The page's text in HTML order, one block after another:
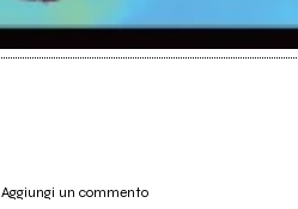
Aggiungi un commento